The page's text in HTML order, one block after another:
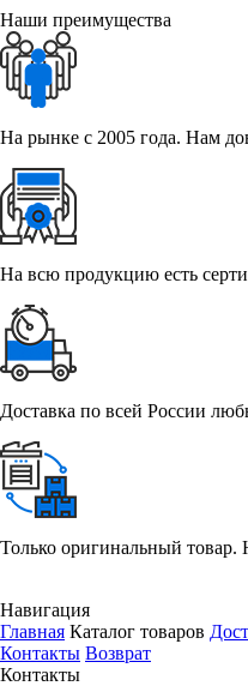
Наши преимущества
На рынке с 2005 года. Нам
На всю продукцию есть
Доставка по всей России
Только оригинальный товар.
Навигация
Главная Каталог товаров
Контакты Возврат
Контакты